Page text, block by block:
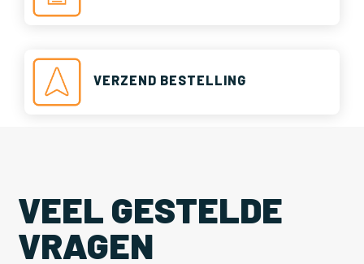
VERZEND BESTELLING
VEEL GESTELDE
VRAGEN